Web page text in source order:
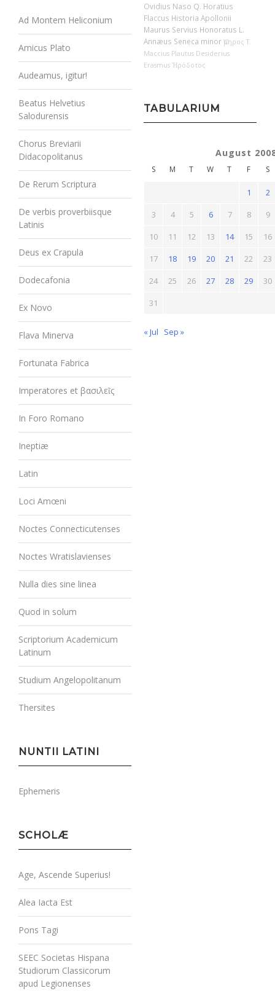
Ad Montem Heliconium
Amicus Plato
Audeamus, igitur!
Beatus Helvetius
Salodurensis
Chorus Breviarii
Didacopolitanus
De Rerum Scriptura
De verbis proverbiisque
Latinis
Deus ex Crapula
Dodecafonia
Ex Novo
Flava Minerva
Fortunata Fabrica
Imperatores et βασιλεῖς
In Foro Romano
Ineptiæ
Latin
Loci Amœni
Noctes Connecticutenses
Noctes Wratislavienses
Nulla dies sine linea
Quod in solum
Scriptorium Academicum
Latinum
Studium Angelopolitanum
Thersites
NUNTII LATINI
Ephemeris
SCHOLÆ
Age, Ascende Superius!
Alea Iacta Est
Pons Tagi
SEEC Societas Hispana
Studiorum Classicorum
apud Legionenses
Ovidius Naso Q. Horatius
Flaccus Historia Apollonii
Maurus Servius Honoratus L.
Annæus Seneca minor Ὅμηρος T.
Maccius Plautus Desiderius
Erasmus Ἡρόδοτος
TABULARIUM
August
S M T W T F S
1
2
3
4 5 6 7 8
9
10
11 12 13 14 15
16
17
18 19 20 21 22
23
24
25 26 27 28 29
30
31
« Jul Sep »